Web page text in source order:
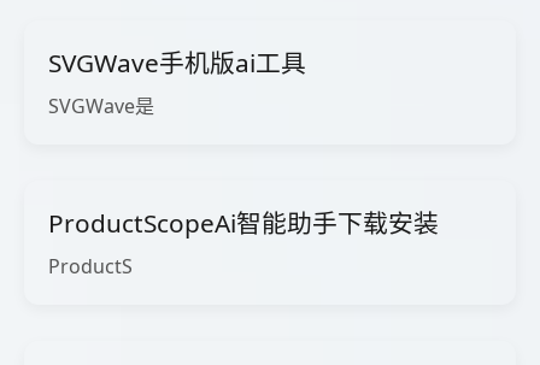
SVGWave手机版ai工具
SVGWave是
ProductScopeAi智能助手下载安装
ProductS